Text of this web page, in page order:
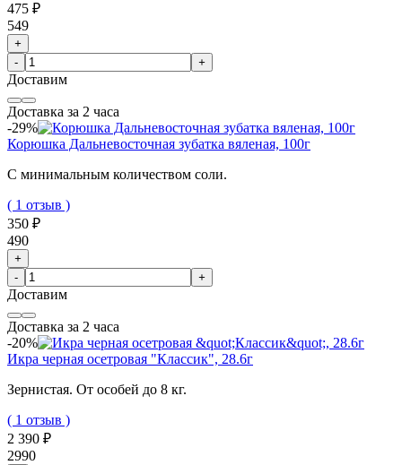
475 ₽
549
+
-
+
Доставим
Доставка за 2 часа
-29%
Корюшка Дальневосточная зубатка вяленая, 100г
С минимальным количеством соли.
( 1 отзыв )
350 ₽
490
+
-
+
Доставим
Доставка за 2 часа
-20%
Икра черная осетровая "Классик", 28.6г
Зернистая. От особей до 8 кг.
( 1 отзыв )
2 390 ₽
2990